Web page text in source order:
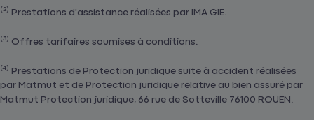
(2) Prestations d'assistance réalisées par IMA GIE.
(3) Offres tarifaires soumises à conditions.
(4) Prestations de Protection juridique suite à accident réalisées
par Matmut et de Protection juridique relative au bien assuré par
Matmut Protection juridique, 66 rue de Sotteville 76100 ROUEN.